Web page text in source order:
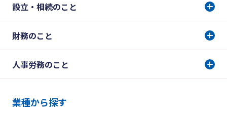
設立・相続のこと
財務のこと
人事労務のこと
業種から探す